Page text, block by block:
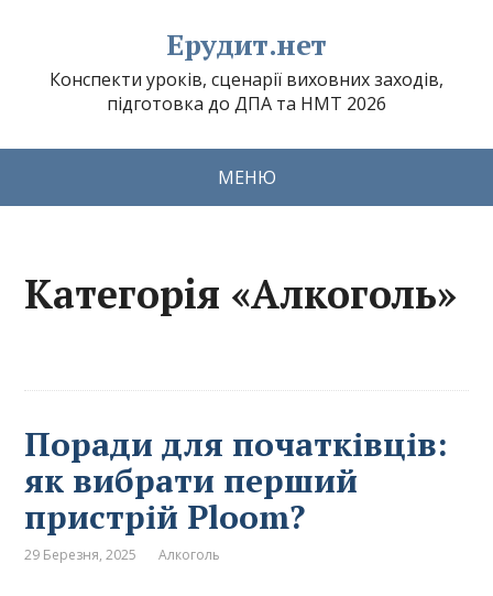
Ерудит.нет
Конспекти уроків, сценарії виховних заходів,
підготовка до ДПА та НМТ 2026
МЕНЮ
Категорія «Алкоголь»
Поради для початківців:
як вибрати перший
пристрій Ploom?
29 Березня, 2025 Алкоголь